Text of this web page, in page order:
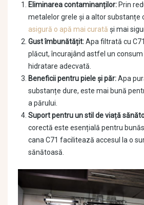
Eliminarea contaminanților: Prin
metalelor grele și a altor substanțe
asigură o apă mai curată și mai
Gust îmbunătățit:Apa filtrată cu
plăcut, încurajând astfel un
hidratare adecvată.
Beneficii pentru piele și păr:Apa
substanțe dure, este mai bună
a părului.
Suport pentru un stil de viață
corectă este esențială pentru
cana C71 facilitează accesul la o
sănătoasă.